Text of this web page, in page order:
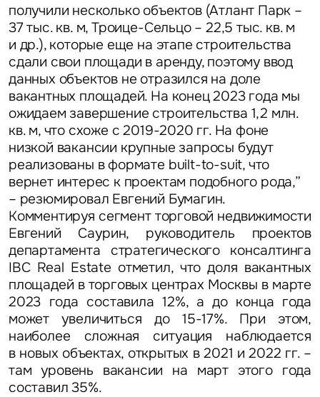
получили несколько объектов (Атлант Парк –
37 тыс. кв. м, Троице-Сельцо – 22,5 тыс. кв. м
и др.), которые еще на этапе строительства
сдали свои площади в аренду, поэтому ввод
данных объектов не отразился на доле
вакантных площадей. На конец 2023 года мы
ожидаем завершение строительства 1,2 млн.
кв. м, что схоже с 2019-2020 гг. На фоне
низкой вакансии крупные запросы будут
реализованы в формате built-to-suit, что
вернет интерес к проектам подобного рода,”
– резюмировал Евгений Бумагин.
Комментируя сегмент торговой недвижимости
Евгений Саурин, руководитель проектов
департамента стратегического консалтинга
IBC Real Estate отметил, что доля вакантных
площадей в торговых центрах Москвы в марте
2023 года составила 12%, а до конца года
может увеличиться до 15-17%. При этом,
наиболее сложная ситуация наблюдается
в новых объектах, открытых в 2021 и 2022 гг. –
там уровень вакансии на март этого года
составил 35%.
Задайте свой вопрос